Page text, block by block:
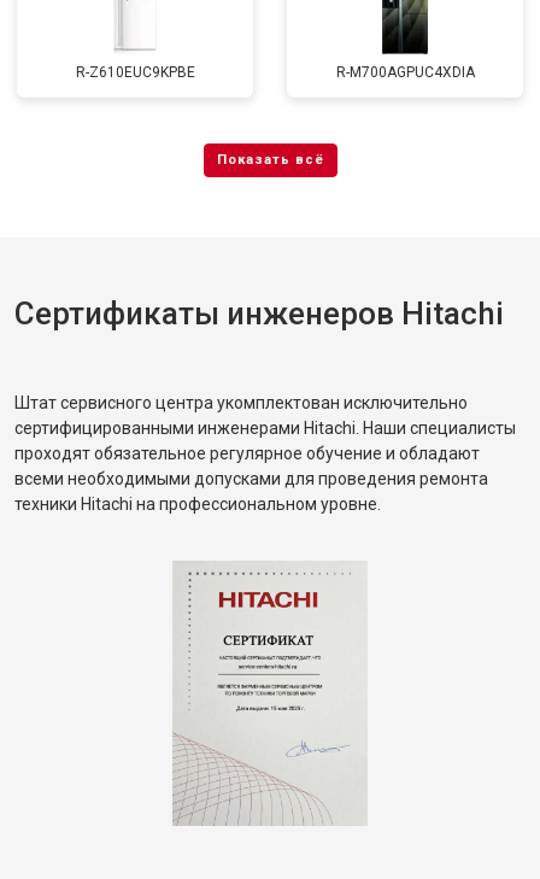
R-Z610EUC9KPBE R-M700AGPUC4XDIA
Сертификаты инженеров Hitachi
Штат сервисного центра укомплектован исключительно
сертифицированными инженерами Hitachi. Наши специалисты
проходят обязательное регулярное обучение и обладают
всеми необходимыми допусками для проведения ремонта
техники Hitachi на профессиональном уровне.